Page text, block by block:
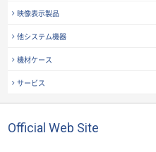
映像表示製品
他システム機器
機材ケース
サービス
Official Web Site